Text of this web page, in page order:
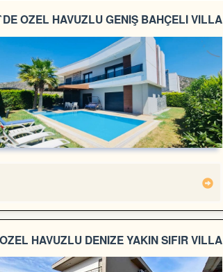
ÖZEL HAVUZLU GENİŞ BAHÇELİ VİLLA
HAVUZLU DENİZE YAKIN SIFIR VİLLA